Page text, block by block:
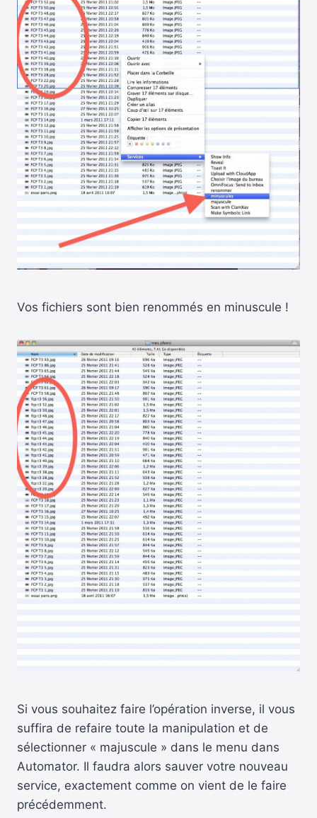
Vos fichiers sont bien renommés en minuscule !
Si vous souhaitez faire l’opération inverse, il vous
suffira de refaire toute la manipulation et de
sélectionner « majuscule » dans le menu dans
Automator. Il faudra alors sauver votre nouveau
service, exactement comme on vient de le faire
précédemment.